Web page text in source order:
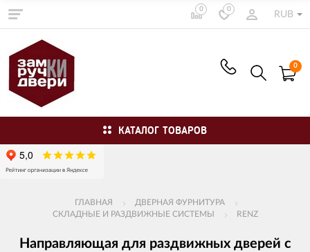
0 0
RUB
0
КАТАЛОГ ТОВАРОВ
ГЛАВНАЯ
ДВЕРНАЯ ФУРНИТУРА
СКЛАДНЫЕ И РАЗДВИЖНЫЕ СИСТЕМЫ
RENZ
Направляющая для раздвижных дверей с